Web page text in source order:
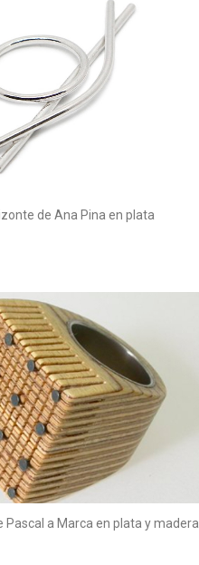
de Ana Pina en plata
Pascal a Marca en plata y madera